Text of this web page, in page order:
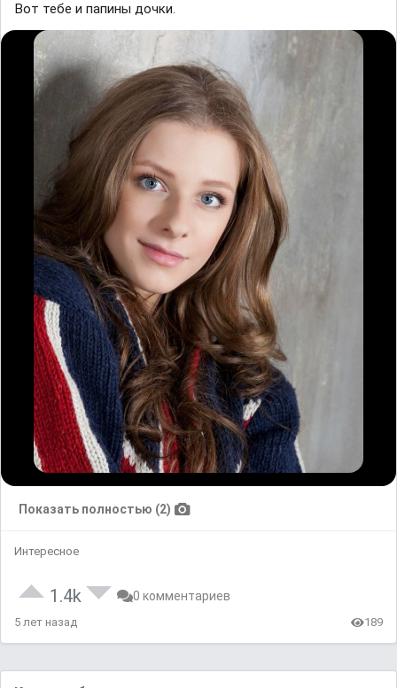
Вот тебе и папины дочки.
Показать полностью (2)
Интересное
1.4k 0 комментариев
5 лет назад 189